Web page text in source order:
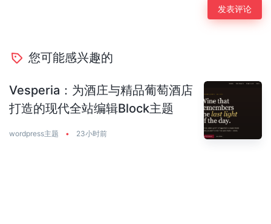
您可能感兴趣的
Vesperia：为酒庄与精品葡萄酒店
打造的现代全站编辑Block主题
wordpress主题 • 23小时前